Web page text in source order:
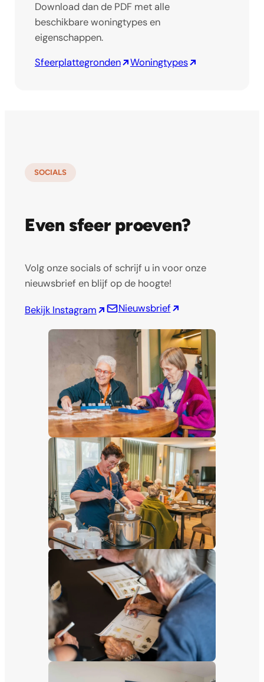
Download dan de PDF met alle
beschikbare woningtypes en
eigenschappen.
Sfeerplattegronden Woningtypes
SOCIALS
Even sfeer proeven?
Volg onze socials of schrijf u in voor onze
nieuwsbrief en blijf op de hoogte!
Bekijk Instagram Nieuwsbrief